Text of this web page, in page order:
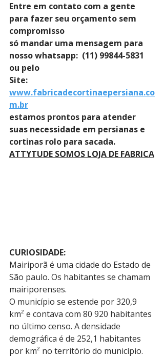
Entre em contato com a gente
para fazer seu orçamento sem
compromisso
só mandar uma mensagem para
nosso whatsapp:  (11) 99844-5831
ou pelo
Site:
www.fabricadecortinaepersiana.co
m.br
estamos prontos para atender
suas necessidade em persianas e
cortinas rolo para sacada.
ATTYTUDE SOMOS LOJA DE FABRICA
CURIOSIDADE:
Mairiporã é uma cidade do Estado de
São paulo. Os habitantes se chamam
mairiporenses.
O município se estende por 320,9
km² e contava com 80 920 habitantes
no último censo. A densidade
demográfica é de 252,1 habitantes
por km² no território do município.